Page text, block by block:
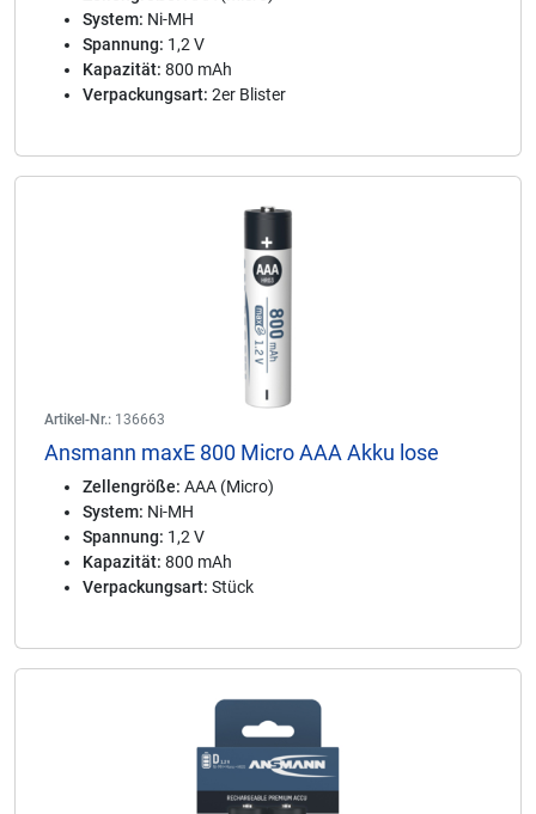
System: Ni-MH
Spannung: 1,2 V
Kapazität: 800 mAh
Verpackungsart: 2er Blister
Artikel-Nr.: 136663
Ansmann maxE 800 Micro AAA Akku lose
Zellengröße: AAA (Micro)
System: Ni-MH
Spannung: 1,2 V
Kapazität: 800 mAh
Verpackungsart: Stück